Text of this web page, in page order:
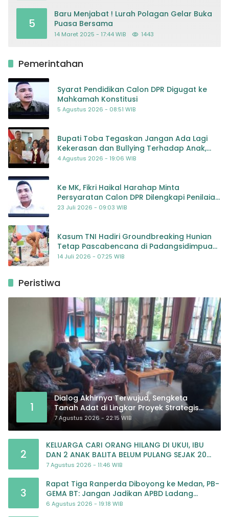
5
Baru Menjabat ! Lurah Polagan Gelar Buka
Puasa Bersama
14 Maret 2025 - 17:44 WIB 1443
Pemerintahan
Syarat Pendidikan Calon DPR Digugat ke
Mahkamah Konstitusi
5 Agustus 2026 - 08:51 WIB
Bupati Toba Tegaskan Jangan Ada Lagi
Kekerasan dan Bullying Terhadap Anak,
Dorong Kolaborasi Seluruh Pihak
4 Agustus 2026 - 19:06 WIB
Ke MK, Fikri Haikal Harahap Minta
Persyaratan Calon DPR Dilengkapi Penilaian
Kompetensi
23 Juli 2026 - 09:03 WIB
Kasum TNI Hadiri Groundbreaking Hunian
Tetap Pascabencana di Padangsidimpuan,
Harapan Baru bagi Penyintas
14 Juli 2026 - 07:25 WIB
Peristiwa
1
Dialog Akhirnya Terwujud, Sengketa
Tanah Adat di Lingkar Proyek Strategis
Nasional Memasuki Babak Baru
7 Agustus 2026 - 22:15 WIB
2
KELUARGA CARI ORANG HILANG DI UKUI, IBU
DAN 2 ANAK BALITA BELUM PULANG SEJAK 20
JULI 2026
7 Agustus 2026 - 11:46 WIB
3
Rapat Tiga Ranperda Diboyong ke Medan, PB-
GEMA BT: Jangan Jadikan APBD Ladang
Pembiayaan yang Tak Perlu
6 Agustus 2026 - 19:18 WIB